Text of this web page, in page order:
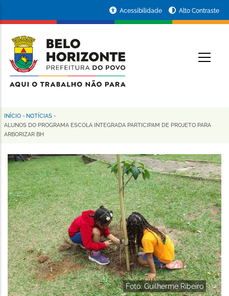
conteúdo
principal
da
Prefeitura
de
Horizonte
Acessibilidade Alto Contraste
Trilha
de
navegação
INÍCIO - NOTÍCIAS -
ALUNOS DO PROGRAMA ESCOLA INTEGRADA PARTICIPAM DE PROJETO PARA
ARBORIZAR BH
Foto: Guilherme Ribeiro